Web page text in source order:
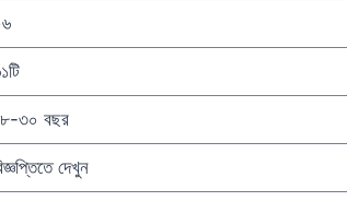
৩০ বছর
দেখুন